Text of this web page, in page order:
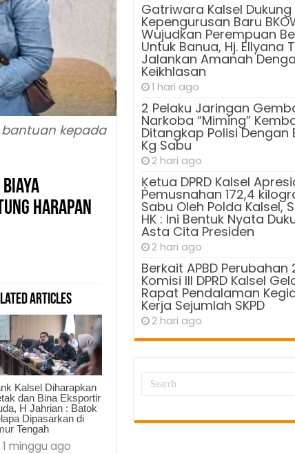
bantuan kepada
Harapan
Articles
Kalsel Diharapkan
dan Bina Eksportir
H Jahrian : Batok
Dipasarkan di
Tengah
1 minggu ago
Gatriwara Kalsel Dukung
Kepengurusan Baru
Wujudkan Perempuan
Untuk Banua, Hj. Ellyana
Jalankan Amanah
Keikhlasan
1 hari ago
2 Pelaku Jaringan
Narkoba “Miming”
Ditangkap Polisi Dengan
Kg Sabu
2 hari ago
Ķetua DPRD Kalsel
Pemusnahan 172,4
Sabu Oleh Polda Kalsel,
HK : Ini Bentuk Nyata
Asta Cita Presiden
2 hari ago
Berkait APBD Perubahan
Komisi III DPRD Kalsel
Rapat Pendalaman
Kerja Sejumlah SKPD
2 hari ago